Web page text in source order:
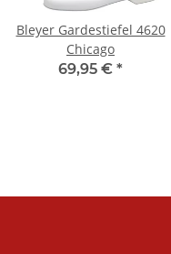
Bleyer Gardestiefel 4620
Chicago
69,95 € *